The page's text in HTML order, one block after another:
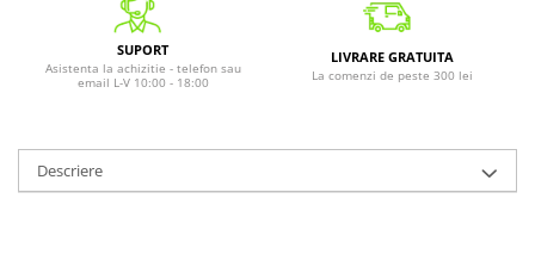
SUPORT
Asistenta la achizitie - telefon sau
email L-V 10:00 - 18:00
LIVRARE GRATUITA
La comenzi de peste 300 lei
Descriere